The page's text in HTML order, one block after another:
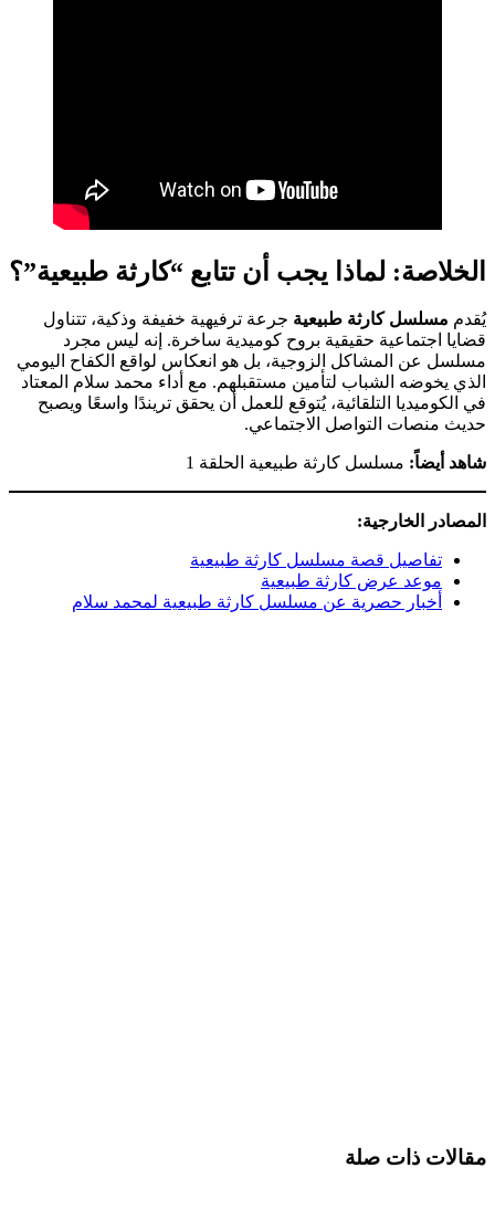
الخلاصة: لماذا يجب أن تتابع “كارثة طبيعية”؟
يُقدم مسلسل كارثة طبيعية جرعة ترفيهية خفيفة وذكية، تتناول
قضايا اجتماعية حقيقية بروح كوميدية ساخرة. إنه ليس مجرد
مسلسل عن المشاكل الزوجية، بل هو انعكاس لواقع الكفاح اليومي
الذي يخوضه الشباب لتأمين مستقبلهم. مع أداء محمد سلام المعتاد
في الكوميديا التلقائية، يُتوقع للعمل أن يحقق تريندًا واسعًا ويصبح
حديث منصات التواصل الاجتماعي.
شاهد أيضاً: مسلسل كارثة طبيعية الحلقة 1
المصادر الخارجية:
تفاصيل قصة مسلسل كارثة طبيعية
موعد عرض كارثة طبيعية
أخبار حصرية عن مسلسل كارثة طبيعية لمحمد سلام
مقالات ذات صلة